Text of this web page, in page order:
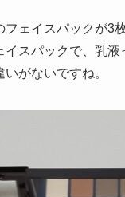
ェイスパックが3
スパックで、乳液
がないですね。